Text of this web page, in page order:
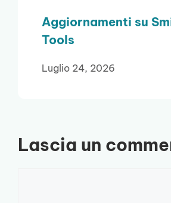
Aggiornamenti su
Tools
Luglio 24, 2026
Lascia un